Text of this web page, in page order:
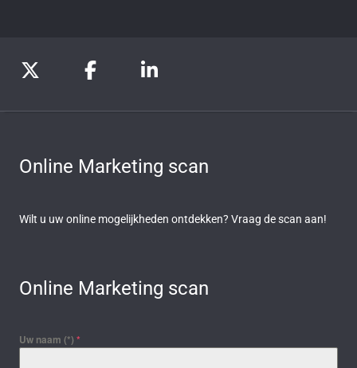
Online Marketing scan
Wilt u uw online mogelijkheden ontdekken? Vraag de scan aan!
Online Marketing scan
Uw naam (*) *